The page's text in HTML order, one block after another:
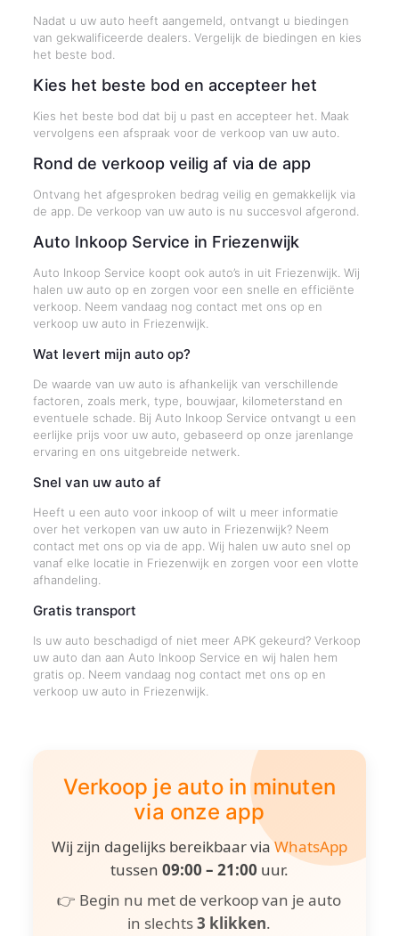
Nadat u uw auto heeft aangemeld, ontvangt u biedingen
van gekwalificeerde dealers. Vergelijk de biedingen en kies
het beste bod.
Kies het beste bod en accepteer het
Kies het beste bod dat bij u past en accepteer het. Maak
vervolgens een afspraak voor de verkoop van uw auto.
Rond de verkoop veilig af via de app
Ontvang het afgesproken bedrag veilig en gemakkelijk via
de app. De verkoop van uw auto is nu succesvol afgerond.
Auto Inkoop Service in Friezenwijk
Auto Inkoop Service koopt ook auto’s in uit Friezenwijk. Wij
halen uw auto op en zorgen voor een snelle en efficiënte
verkoop. Neem vandaag nog contact met ons op en
verkoop uw auto in Friezenwijk.
Wat levert mijn auto op?
De waarde van uw auto is afhankelijk van verschillende
factoren, zoals merk, type, bouwjaar, kilometerstand en
eventuele schade. Bij Auto Inkoop Service ontvangt u een
eerlijke prijs voor uw auto, gebaseerd op onze jarenlange
ervaring en ons uitgebreide netwerk.
Snel van uw auto af
Heeft u een auto voor inkoop of wilt u meer informatie
over het verkopen van uw auto in Friezenwijk? Neem
contact met ons op via de app. Wij halen uw auto snel op
vanaf elke locatie in Friezenwijk en zorgen voor een vlotte
afhandeling.
Gratis transport
Is uw auto beschadigd of niet meer APK gekeurd? Verkoop
uw auto dan aan Auto Inkoop Service en wij halen hem
gratis op. Neem vandaag nog contact met ons op en
verkoop uw auto in Friezenwijk.
Verkoop je auto in minuten
via onze app
Wij zijn dagelijks bereikbaar viaWhatsApp
tussen 09:00 – 21:00 uur.
👉 Begin nu met de verkoop van je auto
in slechts3 klikken.